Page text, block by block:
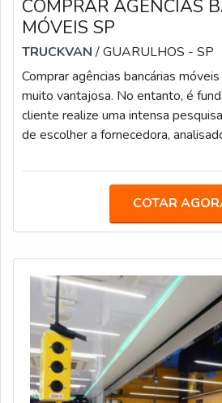
COMPRAR AGÊNCIAS
MÓVEIS SP
TRUCKVAN/ GUARULHOS - SP
Comprar agências bancárias
muito vantajosa. No entanto, é
cliente realize uma intensa
de escolher a fornecedora,
setor.CARACTERÍSTICAS DE UM
desenvolvidos muitas as agências
instituições financeiras e
comodidad
COTAR